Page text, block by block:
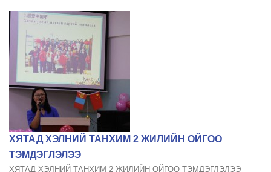
ХЯТАД ХЭЛНИЙ ТАНХИМ 2 ЖИЛИЙН ОЙГОО
ТЭМДЭГЛЭЛЭЭ
ХЯТАД ХЭЛНИЙ ТАНХИМ 2 ЖИЛИЙН ОЙГОО ТЭМДЭГЛЭЛЭЭ